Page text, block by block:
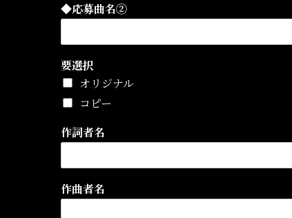
◆応募曲名②
要選択
オリジナル
コピー
作詞者名
作曲者名